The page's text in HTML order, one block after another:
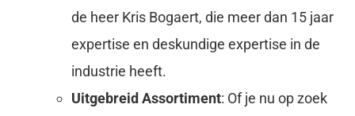
de heer Kris Bogaert, die meer dan 15 jaar
expertise en deskundige expertise in de
industrie heeft.
Uitgebreid Assortiment: Of je nu op zoek